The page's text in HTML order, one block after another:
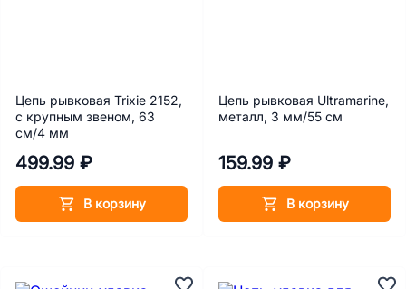
Цепь рывковая Trixie 2152,
с крупным звеном, 63
см/4 мм
499.99 ₽
В корзину
Цепь рывковая Ultramarine,
металл, 3 мм/55 см
159.99 ₽
В корзину